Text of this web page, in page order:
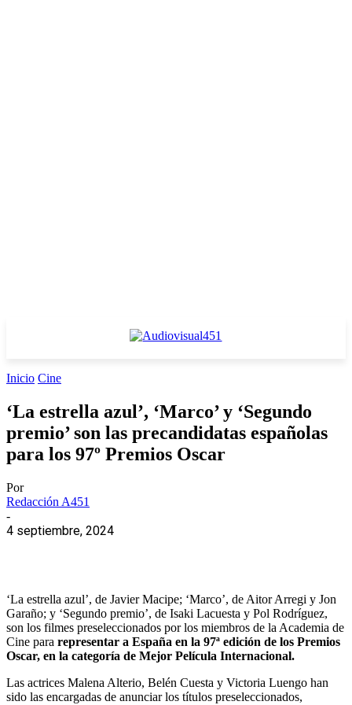
Inicio Cine
‘La estrella azul’, ‘Marco’ y ‘Segundo
premio’ son las precandidatas españolas
para los 97º Premios Oscar
Por
Redacción A451
-
4 septiembre, 2024
‘La estrella azul’, de Javier Macipe; ‘Marco’, de Aitor Arregi y Jon
Garaño; y ‘Segundo premio’, de Isaki Lacuesta y Pol Rodríguez,
son los filmes preseleccionados por los miembros de la Academia de
Cine para representar a España en la 97ª edición de los Premios
Oscar, en la categoría de Mejor Película Internacional.
Las actrices Malena Alterio, Belén Cuesta y Victoria Luengo han
sido las encargadas de anunciar los títulos preseleccionados,